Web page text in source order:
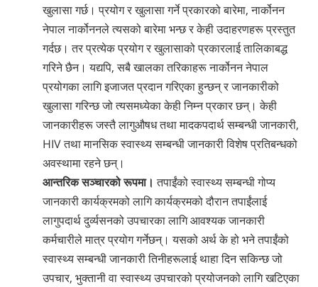
खुलासा गर्छ। प्रयोग र खुलासा गर्ने प्रकारको बारेमा, नार्कोनन
नेपाल ‍नार्कोननले त्यसको बारेमा भन्छ र केही उदाहरणहरू प्रस्तुत
गर्दछ। तर प्रत्येक प्रयोग र खुलासाको प्रकारलाई तालिकाबद्ध
गरिने छैन। यद्यपि, सबै खालका तरिकाहरू नार्कोनन नेपाल
प्रयोगका लागि इजाजत प्रदान गरिएका हुन्छन् र जानकारीको
खुलासा गरिन्छ जो त्यसमध्येका केही निम्न प्रकार छन्। केही
जानकारीहरू जस्तै लागुऔषध तथा मादकपदार्थ सम्बन्धी जानकारी,
HIV तथा मानसिक स्वास्थ्य सम्बन्धी जानकारी विशेष प्रतिबन्धको
अवस्थामा रहने छन्।
आन्तरिक सञ्चारको रूपमा।तपाईंको स्वास्थ्य सम्बन्धी गोप्य
जानकारी कार्यक्रमको लागि कार्यक्रमको दौरान तपाईंलाई
लागुपदार्थ दुर्व्यसनको उपचारका लागि आवश्यक जानकारी
कर्मचारीले मात्र प्रयोग गर्नेछन्। यसको अर्थ के हो भने तपाईंको
स्वास्थ्य सम्बन्धी जानकारी तिनीहरूलाई थाहा दिन सकिन्छ जो
उपचार, भुक्तानी वा स्वास्थ्य उपचारको प्रयोजनको लागि खटिएका